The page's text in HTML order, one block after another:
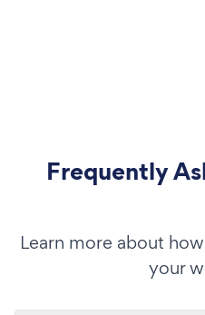
Frequently
Learn more about
your